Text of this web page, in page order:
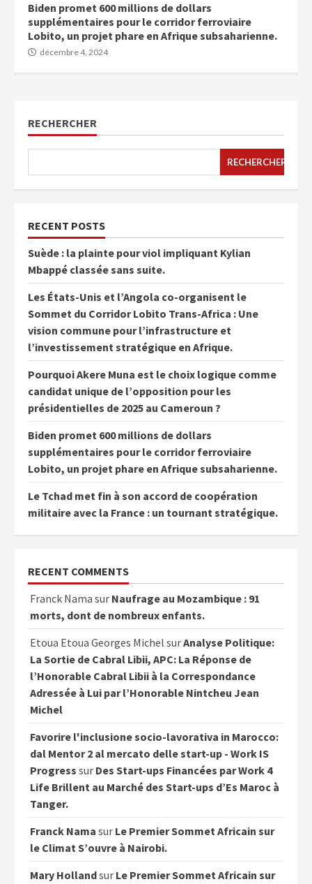
Biden promet 600 millions de dollars
supplémentaires pour le corridor ferroviaire
Lobito, un projet phare en Afrique subsaharienne.
décembre 4, 2024
RECHERCHER
RECHERCHER
RECENT POSTS
Suède : la plainte pour viol impliquant Kylian
Mbappé classée sans suite.
Les États-Unis et l’Angola co-organisent le
Sommet du Corridor Lobito Trans-Africa : Une
vision commune pour l’infrastructure et
l’investissement stratégique en Afrique.
Pourquoi Akere Muna est le choix logique comme
candidat unique de l’opposition pour les
présidentielles de 2025 au Cameroun ?
Biden promet 600 millions de dollars
supplémentaires pour le corridor ferroviaire
Lobito, un projet phare en Afrique subsaharienne.
Le Tchad met fin à son accord de coopération
militaire avec la France : un tournant stratégique.
RECENT COMMENTS
Franck Nama sur Naufrage au Mozambique : 91
morts, dont de nombreux enfants.
Etoua Etoua Georges Michel surAnalyse Politique:
La Sortie de Cabral Libii, APC: La Réponse de
l’Honorable Cabral Libii à la Correspondance
Adressée à Lui par l’Honorable Nintcheu Jean
Michel
Favorire l'inclusione socio-lavorativa in Marocco:
dal Mentor 2 al mercato delle start-up - Work IS
Progress sur Des Start-ups Financées par Work 4
Life Brillent au Marché des Start-ups d’Es Maroc à
Tanger.
Franck Nama sur Le Premier Sommet Africain sur
le Climat S’ouvre à Nairobi.
Mary Hollandsur Le Premier Sommet Africain sur